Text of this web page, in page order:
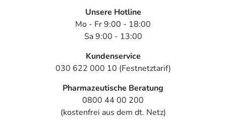
- Vermehrt auftretender Rückfluss von Mageninhalt in die
Speiseröhre (Reflux)
- Magenschleimhautentzündung
- Leberentzündung
- Hautausschlag
- Haarausfall (Alopezie)
Unsere Hotline
Mo - Fr 9:00 - 18:00
Sa 9:00 - 13:00
Kundenservice
030 622 000 10 (Festnetztarif)
Pharmazeutische Beratung
0800 44 00 200
(kostenfrei aus dem dt. Netz)